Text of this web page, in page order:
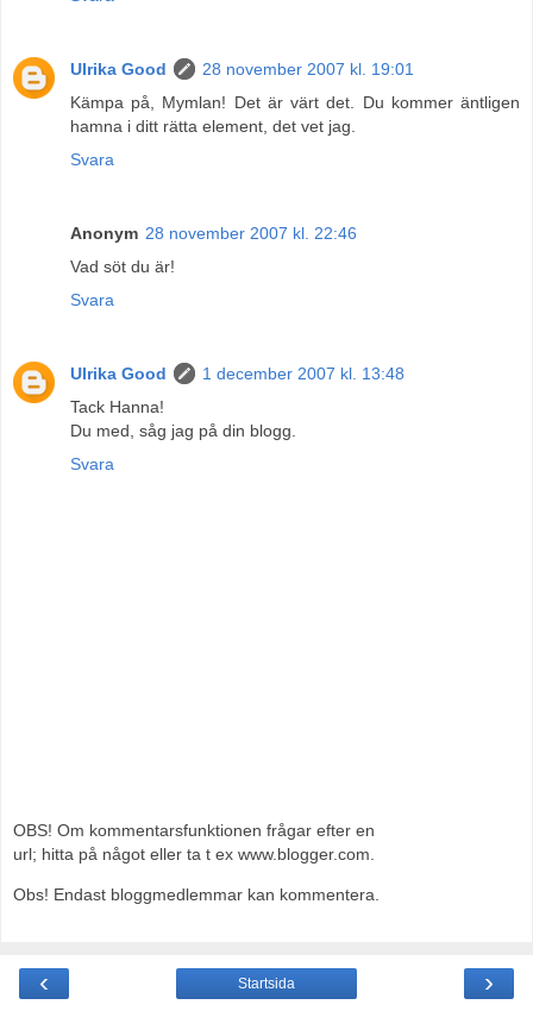
Ulrika Good
28 november 2007 kl. 19:01
Kämpa på, Mymlan! Det är värt det. Du kommer äntligen
hamna i ditt rätta element, det vet jag.
Svara
Anonym 28 november 2007 kl. 22:46
Vad söt du är!
Svara
Ulrika Good
1 december 2007 kl. 13:48
Tack Hanna!
Du med, såg jag på din blogg.
Svara
OBS! Om kommentarsfunktionen frågar efter en
url; hitta på något eller ta t ex www.blogger.com.
Obs! Endast bloggmedlemmar kan kommentera.
‹ ›
Startsida